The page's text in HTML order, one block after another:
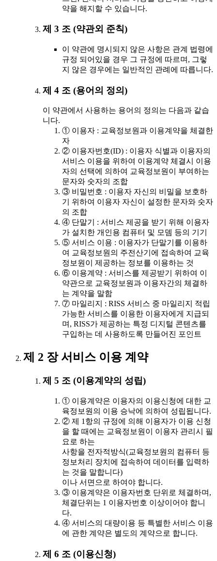
약을 해지할 수 있습니다.
제 3 조 (약관외 준칙)
이 약관에 명시되지 않은 사항은 관계 법령에
규정 되어있을 경우 그 규정에 따르며, 그렇
지 않은 경우에는 일반적인 관례에 따릅니다.
제 4 조 (용어의 정의)
이 약관에서 사용하는 용어의 정의는 다음과 같습
니다.
① 이용자 : 교육정보원과 이용계약을 체결한
자
② 이용자번호(ID) : 이용자 식별과 이용자의
서비스 이용을 위하여 이용계약 체결시 이용
자의 선택에 의하여 교육정보원이 부여하는
문자와 숫자의 조합
③ 비밀번호 : 이용자 자신의 비밀을 보호하
기 위하여 이용자 자신이 설정한 문자와 숫자
의 조합
④ 단말기 : 서비스 제공을 받기 위해 이용자
가 설치한 개인용 컴퓨터 및 모뎀 등의 기기
⑤ 서비스 이용 : 이용자가 단말기를 이용하
여 교육정보원의 주전산기에 접속하여 교육
정보원이 제공하는 정보를 이용하는 것
⑥ 이용계약 : 서비스를 제공받기 위하여 이
약관으로 교육정보원과 이용자간의 체결하
는 계약을 말함
⑦ 마일리지 : RISS 서비스 중 마일리지 적립
가능한 서비스를 이용한 이용자에게 지급되
며, RISS가 제공하는 특정 디지털 콘텐츠를
구입하는 데 사용하도록 만들어진 포인트
제 2 장 서비스 이용 계약
제 5 조 (이용계약의 성립)
① 이용계약은 이용자의 이용신청에 대한 교
육정보원의 이용 승낙에 의하여 성립됩니다.
② 제 1항의 규정에 의해 이용자가 이용 신청
을 할 때에는 교육정보원이 이용자 관리시 필
요로 하는
사항을 전자적방식(교육정보원의 컴퓨터 등
정보처리 장치에 접속하여 데이터를 입력하
는 것을 말합니다)
이나 서면으로 하여야 합니다.
③ 이용계약은 이용자번호 단위로 체결하며,
체결단위는 1 이용자번호 이상이어야 합니
다.
④ 서비스의 대량이용 등 특별한 서비스 이용
에 관한 계약은 별도의 계약으로 합니다.
제 6 조 (이용신청)